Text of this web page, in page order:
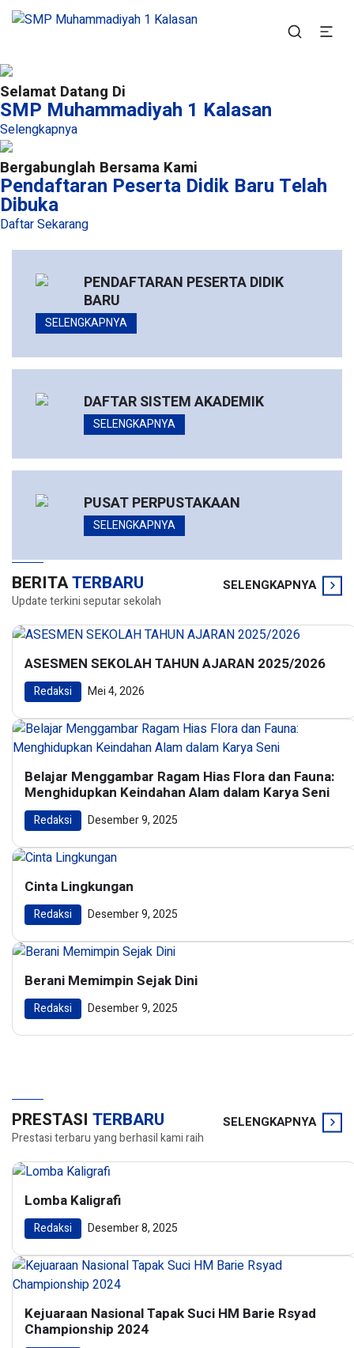
SMP Muhammadiyah 1
Situs Resmi SMP Muhammadiyah 1 Kalasan
Selamat Datang Di
SMP Muhammadiyah 1 Kalasan
Selengkapnya
Bergabunglah Bersama Kami
Pendaftaran Peserta Didik Baru Telah
Dibuka
Daftar Sekarang
PENDAFTARAN PESERTA DIDIK
BARU
SELENGKAPNYA
DAFTAR SISTEM AKADEMIK
SELENGKAPNYA
PUSAT PERPUSTAKAAN
SELENGKAPNYA
BERITATERBARU
Update terkini seputar sekolah
SELENGKAPNYA
ASESMEN SEKOLAH TAHUN AJARAN 2025/2026
Redaksi Mei 4, 2026
Belajar Menggambar Ragam Hias Flora dan Fauna:
Menghidupkan Keindahan Alam dalam Karya Seni
Redaksi Desember 9, 2025
Cinta Lingkungan
Redaksi Desember 9, 2025
Berani Memimpin Sejak Dini
Redaksi Desember 9, 2025
PRESTASI TERBARU
Prestasi terbaru yang berhasil kami raih
SELENGKAPNYA
Lomba Kaligrafi
Redaksi Desember 8, 2025
Kejuaraan Nasional Tapak Suci HM Barie Rsyad
Championship 2024